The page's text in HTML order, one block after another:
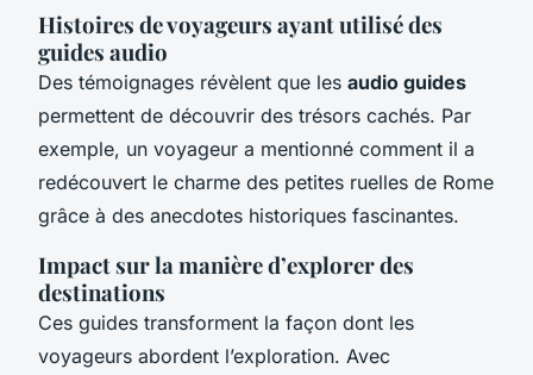
Histoires de voyageurs ayant utilisé des
guides audio
Des témoignages révèlent que les audio guides
permettent de découvrir des trésors cachés. Par
exemple, un voyageur a mentionné comment il a
redécouvert le charme des petites ruelles de Rome
grâce à des anecdotes historiques fascinantes.
Impact sur la manière d’explorer des
destinations
Ces guides transforment la façon dont les
voyageurs abordent l’exploration. Avec